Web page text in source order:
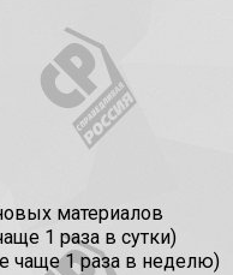
материалов
1 раза в сутки)
чаще 1 раза в неделю)